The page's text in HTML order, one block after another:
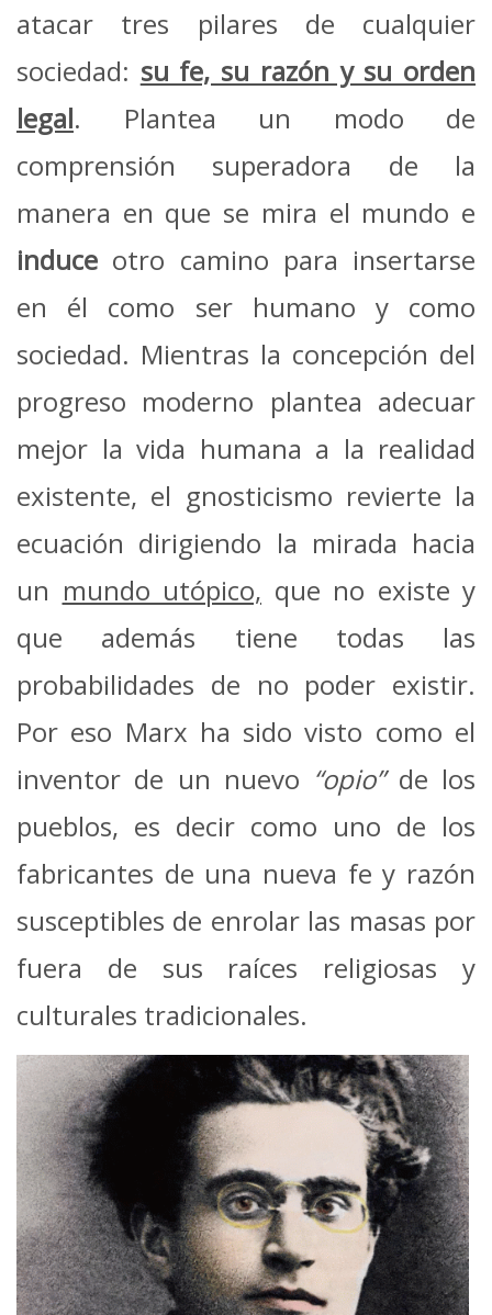
atacar tres pilares de cualquier
sociedad: su fe, su razón y su orden
legal. Plantea un modo de
comprensión superadora de la
manera en que se mira el mundo e
induce otro camino para insertarse
en él como ser humano y como
sociedad. Mientras la concepción del
progreso moderno plantea adecuar
mejor la vida humana a la realidad
existente, el gnosticismo revierte la
ecuación dirigiendo la mirada hacia
un mundo utópico, que no existe y
que además tiene todas las
probabilidades de no poder existir.
Por eso Marx ha sido visto como el
inventor de un nuevo “opio”de los
pueblos, es decir como uno de los
fabricantes de una nueva fe y razón
susceptibles de enrolar las masas por
fuera de sus raíces religiosas y
culturales tradicionales.